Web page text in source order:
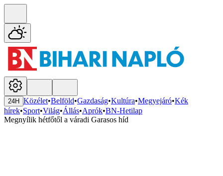
24H Közélet•Belföld•Gazdaság•Kultúra•Megyejáró•Kék
hírek•Sport•Világ•Állás•Aprók•BN-Hetilap
Megnyílik hétfőtől a váradi Garasos híd